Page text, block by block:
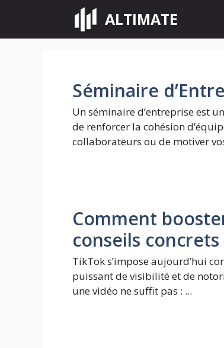
contenu
ALTIMATE
Séminaire
Un séminaire d’entreprise est
de renforcer la cohésion
collaborateurs ou de motiver
Comment
conseils concrets
TikTok s’impose aujourd’hui
puissant de visibilité et de
une vidéo ne suffit pas : ...